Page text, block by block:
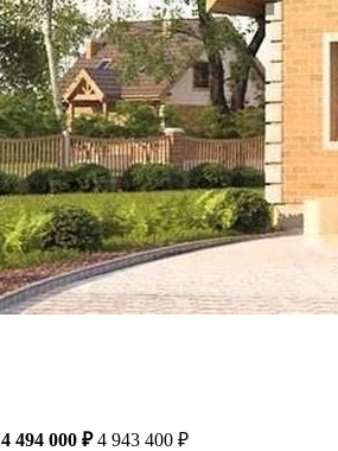
4 494 000 ₽ 4 943 400 ₽